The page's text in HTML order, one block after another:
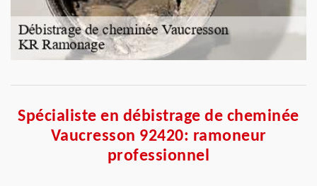
Spécialiste en débistrage de cheminée
Vaucresson 92420: ramoneur
professionnel